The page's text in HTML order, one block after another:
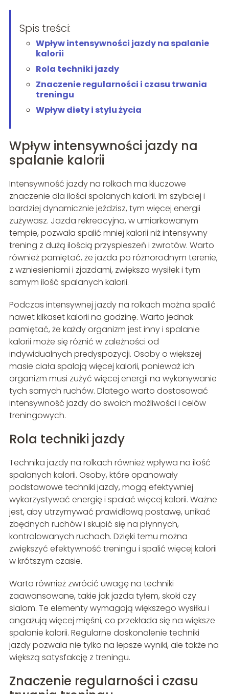
Spis treści:
Wpływ intensywności jazdy na spalanie
kalorii
Rola techniki jazdy
Znaczenie regularności i czasu trwania
treningu
Wpływ diety i stylu życia
Wpływ intensywności jazdy na
spalanie kalorii
Intensywność jazdy na rolkach ma kluczowe
znaczenie dla ilości spalanych kalorii. Im szybciej i
bardziej dynamicznie jeździsz, tym więcej energii
zużywasz. Jazda rekreacyjna, w umiarkowanym
tempie, pozwala spalić mniej kalorii niż intensywny
trening z dużą ilością przyspieszeń i zwrotów. Warto
również pamiętać, że jazda po różnorodnym terenie,
z wzniesieniami i zjazdami, zwiększa wysiłek i tym
samym ilość spalanych kalorii.
Podczas intensywnej jazdy na rolkach można spalić
nawet kilkaset kalorii na godzinę. Warto jednak
pamiętać, że każdy organizm jest inny i spalanie
kalorii może się różnić w zależności od
indywidualnych predyspozycji. Osoby o większej
masie ciała spalają więcej kalorii, ponieważ ich
organizm musi zużyć więcej energii na wykonywanie
tych samych ruchów. Dlatego warto dostosować
intensywność jazdy do swoich możliwości i celów
treningowych.
Rola techniki jazdy
Technika jazdy na rolkach również wpływa na ilość
spalanych kalorii. Osoby, które opanowały
podstawowe techniki jazdy, mogą efektywniej
wykorzystywać energię i spalać więcej kalorii. Ważne
jest, aby utrzymywać prawidłową postawę, unikać
zbędnych ruchów i skupić się na płynnych,
kontrolowanych ruchach. Dzięki temu można
zwiększyć efektywność treningu i spalić więcej kalorii
w krótszym czasie.
Warto również zwrócić uwagę na techniki
zaawansowane, takie jak jazda tyłem, skoki czy
slalom. Te elementy wymagają większego wysiłku i
angażują więcej mięśni, co przekłada się na większe
spalanie kalorii. Regularne doskonalenie techniki
jazdy pozwala nie tylko na lepsze wyniki, ale także na
większą satysfakcję z treningu.
Znaczenie regularności i czasu